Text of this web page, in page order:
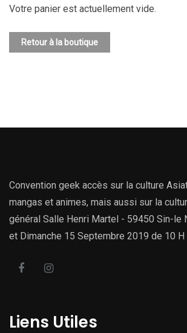
Votre panier est actuellement vide.
Retour à la boutique
Convention geek accès sur la culture
mangas et animes, mais aussi sur la
général Salle Henri Martel - 59450 Sin-le
et Dimanche 15 Septembre 2019 de 10 H
Liens Utiles